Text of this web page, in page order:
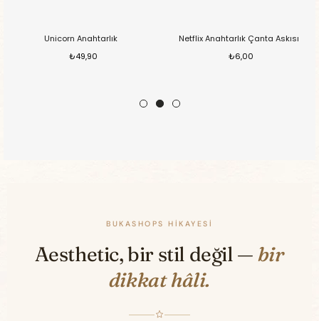
Unicorn Anahtarlık
Netflix Anahtarlık Çanta Askısı
BUKASHOPS HIKAYESI
Aesthetic, bir stil değil — bir
dikkat hâli.